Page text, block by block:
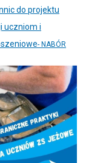
do projektu
uczniom i
- NABÓR